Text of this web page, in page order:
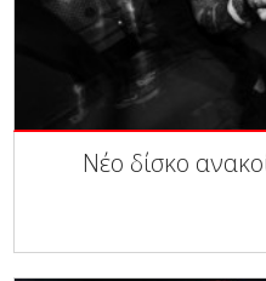
Νέο δίσκο